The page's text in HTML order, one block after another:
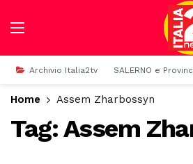
Archivio Italia2tv SALERNO e
Home Assem Zharbossyn
Tag:Assem